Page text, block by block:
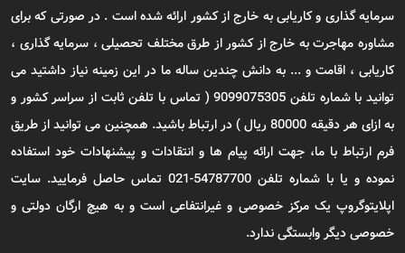
سرمایه گذاری و کاریابی به خارج از کشور ارائه شده است . در صورتی که برای
مشاوره مهاجرت به خارج از کشور از طرق مختلف تحصیلی ، سرمایه گذاری ،
کاریابی ، اقامت و ... به دانش چندین ساله ما در این زمینه نیاز داشتید می
توانید با شماره تلفن 9099075305 ( تماس با تلفن ثابت از سراسر کشور و
به ازای هر دقیقه 80000 ریال ) در ارتباط باشید. همچنین می توانید از طریق
فرم ارتباط با ما، جهت ارائه پیام ها و انتقادات و پیشنهادات خود استفاده
نموده و یا با شماره تلفن 54787700-021 تماس حاصل فرمایید. سایت
اپلایتوگروپ یک مرکز خصوصی و غیرانتفاعی است و به هیچ ارگان دولتی و
خصوصی دیگر وابستگی ندارد.